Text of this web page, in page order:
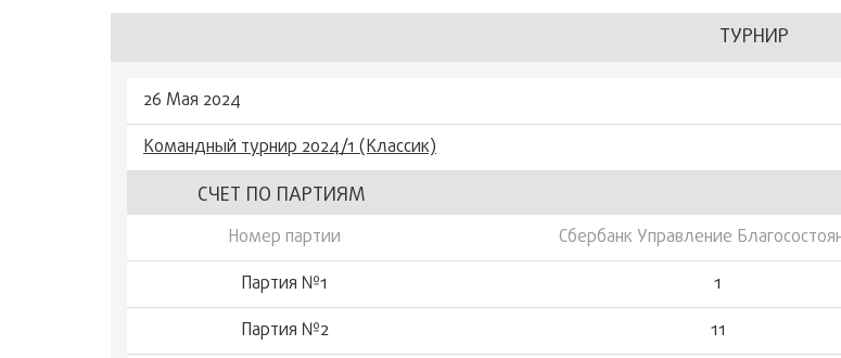
ТУРНИР
26 Мая 2024
Командный турнир 2024/1 (Классик)
СЧЕТ ПО ПАРТИЯМ
Номер партии Сбербанк Управление
Партия №1
1
Партия №2
11